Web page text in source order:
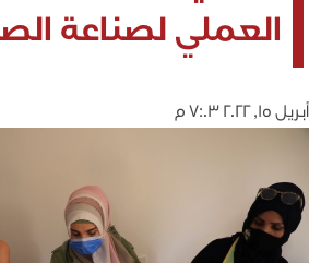
العملي لصناعة
أبريل 15, 2022 7:03 م